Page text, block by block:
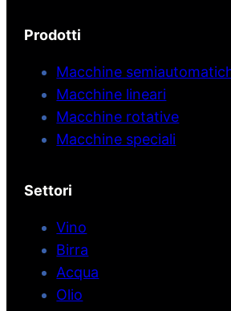
Prodotti
Macchine
Macchine lineari
Macchine rotative
Macchine speciali
Settori
Vino
Birra
Acqua
Olio